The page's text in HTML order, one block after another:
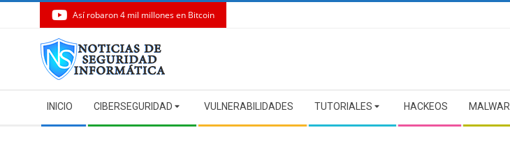
Así robaron 4 mil millones en Bitcoin
Navigation
Menu
INICIO CIBERSEGURIDAD VULNERABILIDADES TUTORIALES HACKEOS